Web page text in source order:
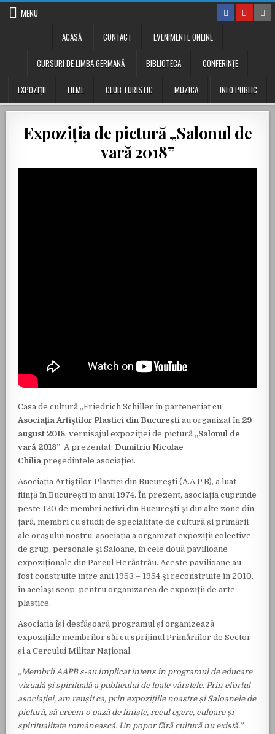
Skip to content
MENU
ACASĂ
CONTACT EVENIMENTE ONLINE
CURSURI DE LIMBA GERMANĂ BIBLIOTECA CONFERINŢE
EXPOZIȚII FILME CLUB TURISTIC MUZICA INFO PUBLIC
Expoziţia de pictură „Salonul de
vară 2018”
Casa de cultură „Friedrich Schiller în parteneriat cu
Asociația Artiștilor Plastici din București au organizat în 29
august 2018, vernisajul expoziţiei de pictură „Salonul de
vară 2018”. A prezentat: Dumitriu Nicolae
Chilia,președintele asociației.
Asociația Artiștilor Plastici din București (A.A.P.B), a luat
ființă în București în anul 1974. În prezent, asociația cuprinde
peste 120 de membri activi din București și din alte zone din
țară, membri cu studii de specialitate de cultură și primării
ale orașului nostru, asociația a organizat expoziții colective,
de grup, personale și Saloane, în cele două pavilioane
expoziționale din Parcul Herăstrău. Aceste pavilioane au
fost construite între anii 1953 – 1954 și reconstruite în 2010,
în același scop: pentru organizarea de expoziții de arte
plastice.
Asociația își desfășoară programul și organizează
expozițiile membrilor săi cu sprijinul Primăriilor de Sector
și a Cercului Militar Național.
„Membrii AAPB s-au implicat intens în programul de educare
vizuală și spirituală a publicului de toate vârstele. Prin efortul
asociației, am reușit ca, prin expozițiile noastre și Saloanele de
pictură, să creem o oază de liniște, recul egere, culoare și
spiritualitate românească. Un popor fără cultură nu există.”